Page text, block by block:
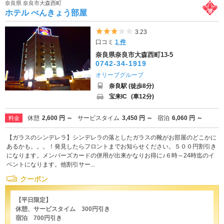
奈良県 奈良市大森西町
ホテル べんきょう部屋
5つ星のうち3
3.23
口コミ1 件
奈良県奈良市大森西町13-5
0742-34-1919
オリーブグループ
奈良駅 (徒歩8分)
宝来IC (車12分)
料金 休憩 2,600 円 ～ サービスタイム 3,450 円 ～ 宿泊 6,060 円 ～
【ガラスのシンデレラ】シンデレラの落としたガラスの靴がお部屋のどこかに
あるかも。。。！発見したらフロントまでお知らせください。５００円割引き
になります。メンバーズカードの併用が出来かなりお得に♪６時～24時迄のイ
ベントになります。他割引サー...
クーポン
【平日限定】
休憩、サービスタイム 300円引き
宿泊 700円引き